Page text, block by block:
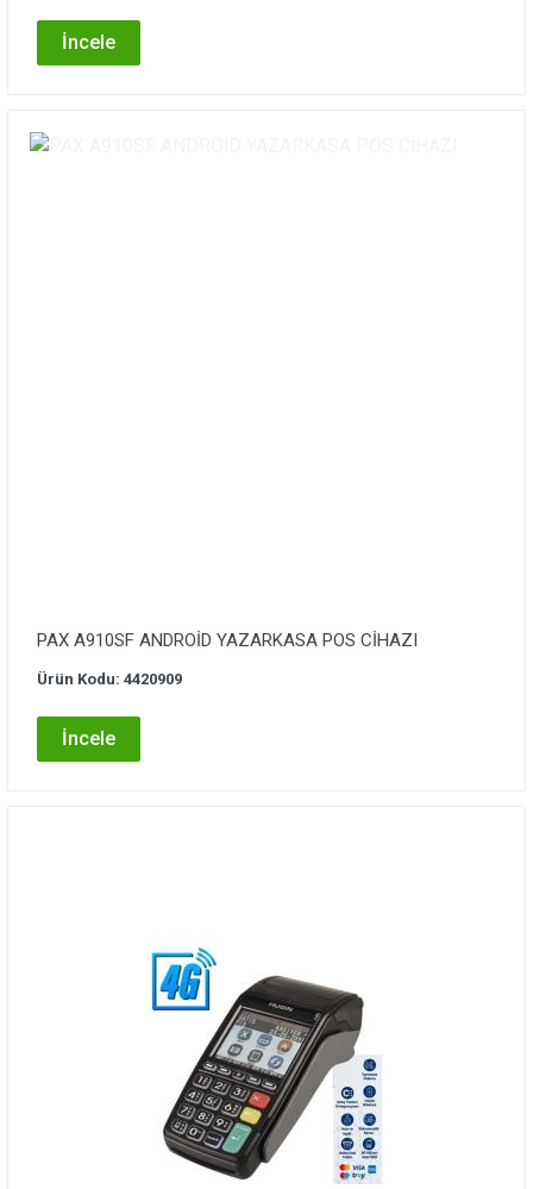
İncele
PAX A910SF ANDROİD YAZARKASA POS CİHAZI
Ürün Kodu: 4420909
İncele